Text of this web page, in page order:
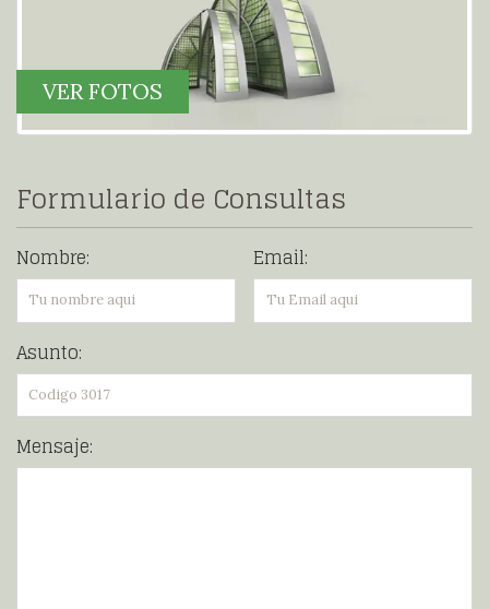
VER FOTOS
Formulario de Consultas
Nombre: Email:
Asunto:
Mensaje: